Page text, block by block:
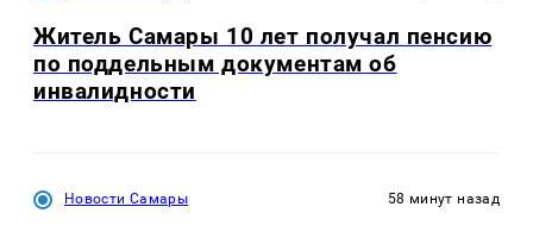
Житель Самары 10 лет получал пенсию
по поддельным документам об
инвалидности
Новости Самары 58 минут назад